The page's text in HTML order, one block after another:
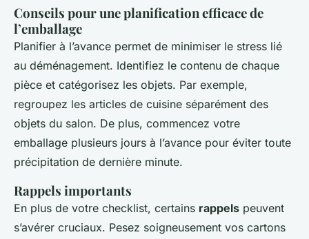
Conseils pour une planification efficace de
l’emballage
Planifier à l’avance permet de minimiser le stress lié
au déménagement. Identifiez le contenu de chaque
pièce et catégorisez les objets. Par exemple,
regroupez les articles de cuisine séparément des
objets du salon. De plus, commencez votre
emballage plusieurs jours à l’avance pour éviter toute
précipitation de dernière minute.
Rappels importants
En plus de votre checklist, certains rappels peuvent
s’avérer cruciaux. Pesez soigneusement vos cartons